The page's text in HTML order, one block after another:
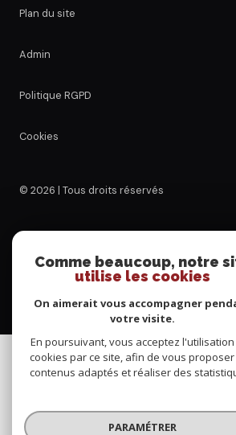
Plan du site
Admin
Politique RGPD
Cookies
© 2026 | Tous droits réservés
Comme beaucoup, notre
utilise les cookies
On aimerait vous accompagner
votre visite.
En poursuivant, vous acceptez
cookies par ce site, afin de vous
contenus adaptés et réaliser des
PARAMÉTRER